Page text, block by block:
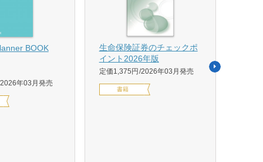
BOOK
2026年03月発売
生命保険証券のチェックポ
イント2026年版
定価1,375円 2026年03月発売
書籍